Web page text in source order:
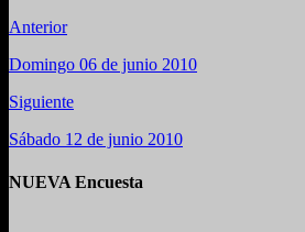
Anterior
Domingo 06 de junio 2010
Siguiente
Sábado 12 de junio 2010
NUEVA Encuesta